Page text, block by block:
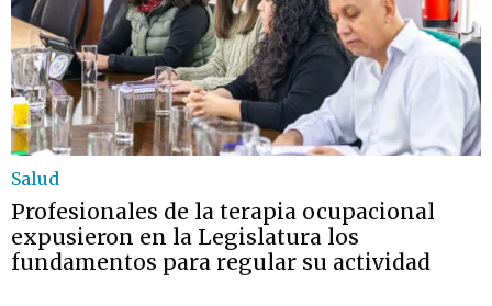
Salud
Profesionales de la terapia ocupacional
expusieron en la Legislatura los
fundamentos para regular su actividad